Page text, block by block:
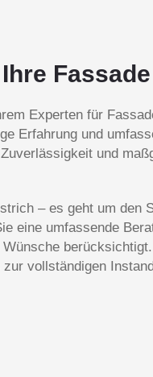
Fassade
Experten für
Erfahrung und
und
– es geht um den
eine umfassende
vollständigen